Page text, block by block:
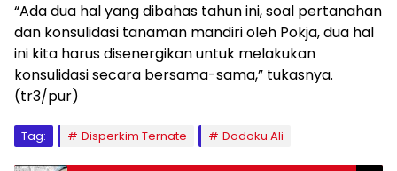
“Ada dua hal yang dibahas tahun ini, soal pertanahan
dan konsulidasi tanaman mandiri oleh Pokja, dua hal
ini kita harus disenergikan untuk melakukan
konsulidasi secara bersama-sama,” tukasnya.
(tr3/pur)
Tag: Disperkim Ternate Dodoku Ali